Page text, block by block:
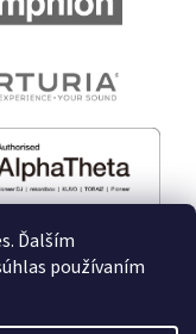
Ďalším
používaním